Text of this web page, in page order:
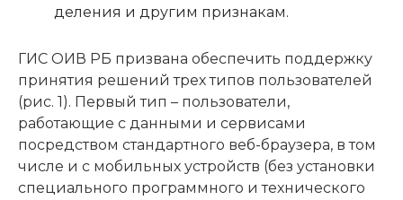
деления и другим признакам.
ГИС ОИВ РБ призвана обеспечить поддержку
принятия решений трех типов пользователей
(рис. 1). Первый тип – пользователи,
работающие с данными и сервисами
посредством стандартного веб-браузера, в том
числе и с мобильных устройств (без установки
специального программного и технического